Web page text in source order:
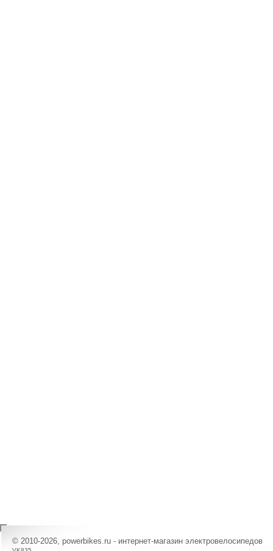
© 2010-2026, powerbikes.ru - интернет-магазин электровелосипедов